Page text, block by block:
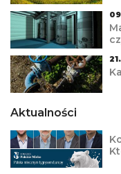
Aktualności